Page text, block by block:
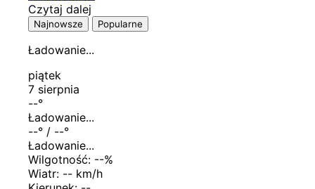
Czytaj dalej
Najnowsze Popularne
Ładowanie...
piątek
7 sierpnia
--°
Ładowanie...
--° / --°
Ładowanie...
Wilgotność: --%
Wiatr: -- km/h